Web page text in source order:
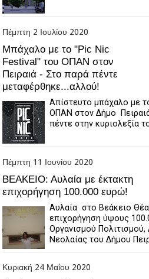
Πέμπτη 2 Ιουλίου 2020
Mπάχαλο με το "Pic Nic
Festival" του ΟΠΑΝ στον
Πειραιά - Στο παρά πέντε
μεταφέρθηκε...αλλού!
Απίστευτο μπάχαλο με
ΟΠΑΝ στον Δήμο
πέντε στην κυριολεξία
Πέμπτη 11 Ιουνίου 2020
ΒΕΑΚΕΙΟ: Αυλαία με έκτακτη
επιχορήγηση 100.000 ευρώ!
Αυλαία στο Βεάκειο
επιχορήγηση ύψους
Οργανισμού Πολιτισμού,
Νεολαίας του Δήμου
Κυριακή 24 Μαΐου 2020